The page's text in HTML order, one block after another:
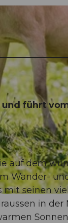
führt
auf dem
Wander-
mit seinen
in